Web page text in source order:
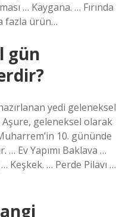
… Kaygana. … Fırında
fazla ürün…
gün
yedi geleneksel
geleneksel olarak
10. gününde
Ev Yapımı Baklava …
Keşkek. … Perde Pilavı …